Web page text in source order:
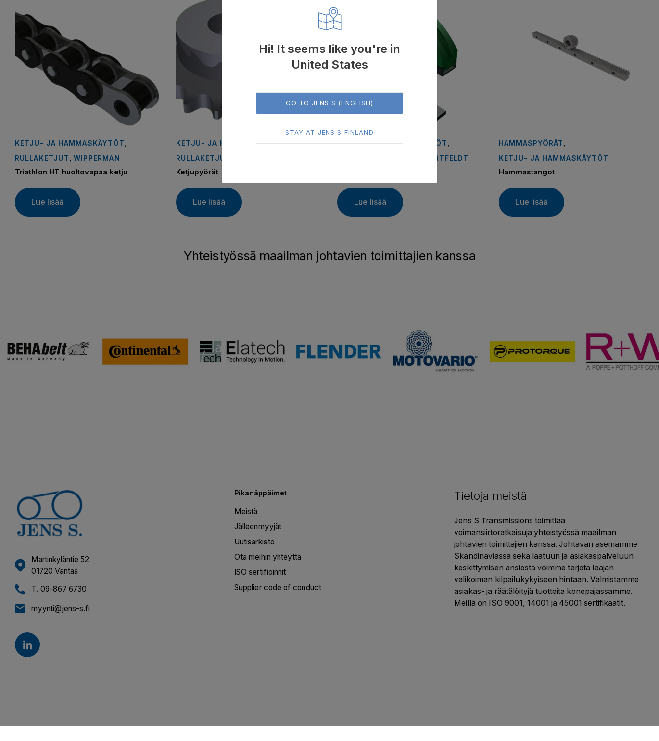
KETJU- JA HAMMASKÄYTÖT,
RULLAKETJUT, WIPPERMAN
Triathlon HT huoltovapaa ketju
Lue lisää
KETJU- JA HAMMASKÄYTÖT,
RULLAKETJUT
Ketjupyörät
Lue lisää
KETJU- JA HAMMASKÄYTÖT,
MURTFELDT
Lue lisää
HAMMASPYÖRÄT,
KETJU- JA HAMMASKÄYTÖT
Hammastangot
Lue lisää
Yhteistyössä maailman johtavien toimittajien kanssa
Martinkyläntie 52
01720 Vantaa
T. 09-867 6730
myynti@jens-s.fi
Pikanäppäimet
Meistä
Jälleenmyyjät
Uutisarkisto
Ota meihin yhteyttä
ISO sertifioinnit
Supplier code of conduct
Tietoja meistä
Jens S Transmissions toimittaa
voimansiirtoratkaisuja yhteistyössä maailman
johtavien toimittajien kanssa. Johtavan asemamme
Skandinaviassa sekä laatuun ja asiakaspalveluun
keskittymisen ansiosta voimme tarjota laajan
valikoiman kilpailukykyiseen hintaan. Valmistamme
asiakas- ja räätälöityjä tuotteita konepajassamme.
Meillä on ISO 9001, 14001 ja 45001 sertifikaatit.
Hi! It seems like you're in
United States
GO TO JENS S (ENGLISH)
STAY AT JENS S FINLAND